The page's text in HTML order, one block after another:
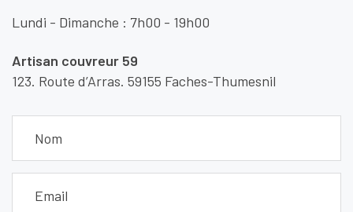
Lundi - Dimanche : 7h00 - 19h00
Artisan couvreur 59
123. Route d’Arras. 59155 Faches-Thumesnil